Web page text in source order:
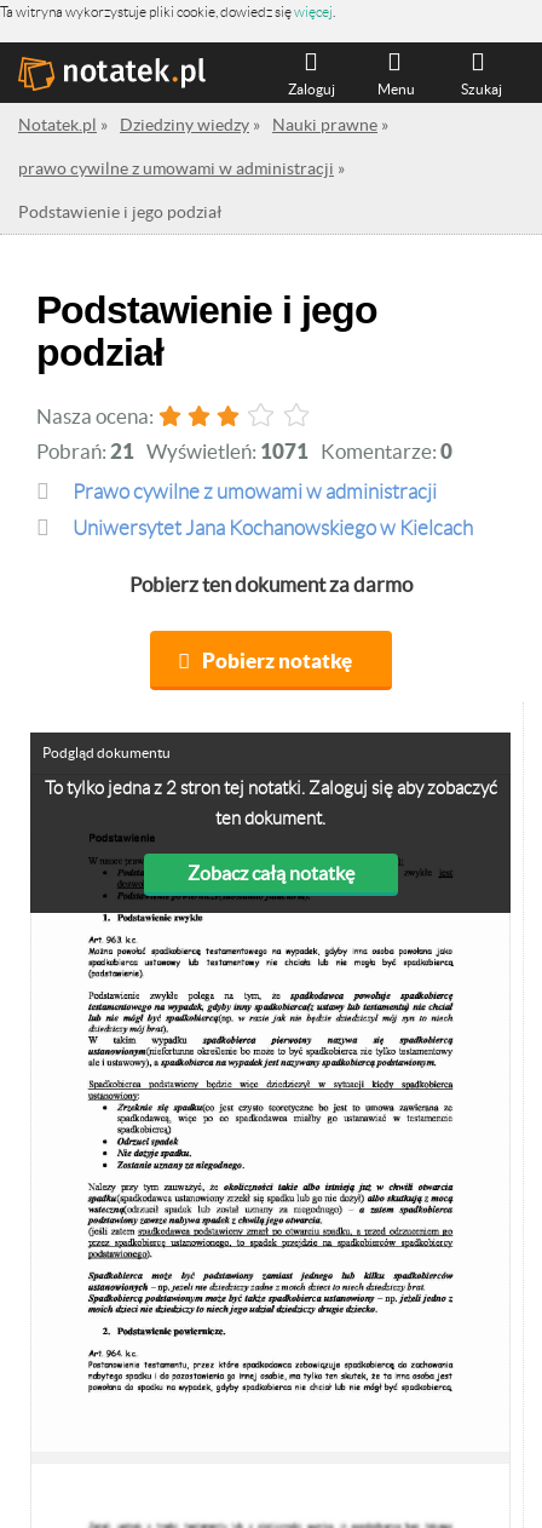
Ta witryna wykorzystuje pliki cookie, dowiedz sięwięcej
Szukaj
Menu
Zaloguj
Notatek.pl » Dziedziny wiedzy » Nauki prawne »
prawo cywilne z umowami w administracji »
Podstawienie i jego podział
Podstawienie i jego
podział
Nasza ocena:
Pobrań: 21 Wyświetleń: 1071 Komentarze: 0
prawo cywilne z umowami w administracji
Uniwersytet Jana Kochanowskiego w Kielcach
Pobierz ten dokument za darmo
Pobierz notatkę
To tylko jedna z 2 stron tej notatki. Zaloguj się aby zobaczyć
ten dokument.
Zobacz całą notatkę
Podgląd dokumentu